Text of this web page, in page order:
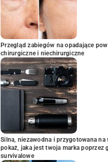
Przegląd zabiegów na opadające
chirurgiczne i niechirurgiczne
Silna, niezawodna i przygotowana na
pokaż, jaka jest twoja marka poprzez
survivalowe